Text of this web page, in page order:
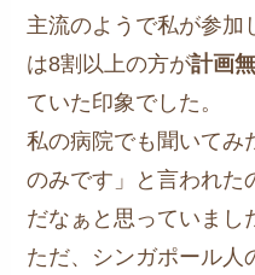
主流のようで私が参加
は8割以上の方が計画
ていた印象でした。
私の病院でも聞いてみ
のみです」と言われた
だなぁと思っていまし
ただ、シンガポール人